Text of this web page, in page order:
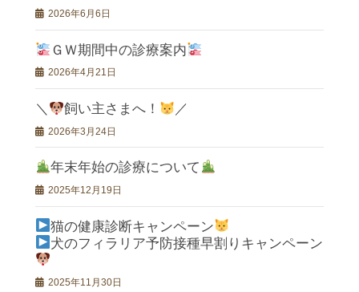
2026年6月6日
ＧＷ期間中の診療案内
2026年4月21日
＼ 飼い主さまへ！ ／
2026年3月24日
年末年始の診療について
2025年12月19日
猫の健康診断キャンペーン
犬のフィラリア予防接種早割りキャンペーン
2025年11月30日